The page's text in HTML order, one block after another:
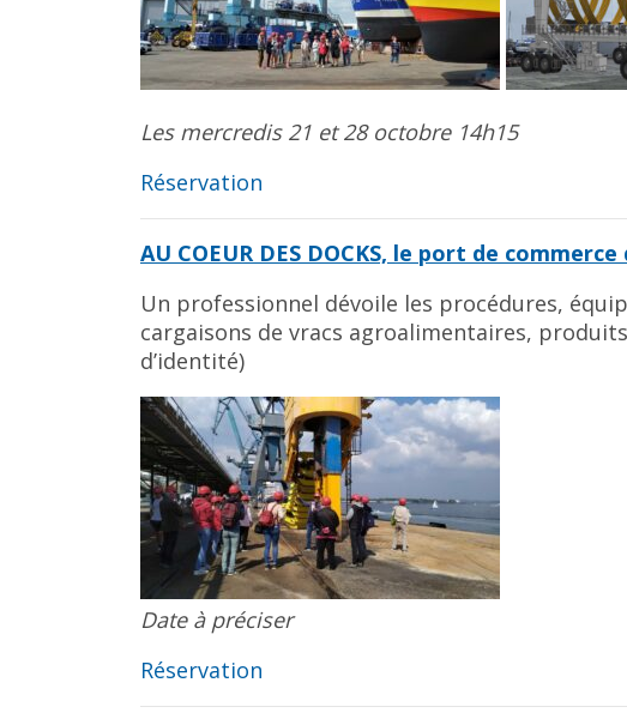
Les mercredis 21 et 28 octobre 14h15
Réservation
AU COEUR DES DOCKS, le port de
Un professionnel dévoile les procédures,
cargaisons de vracs agroalimentaires,
d’identité)
Date à préciser
Réservation